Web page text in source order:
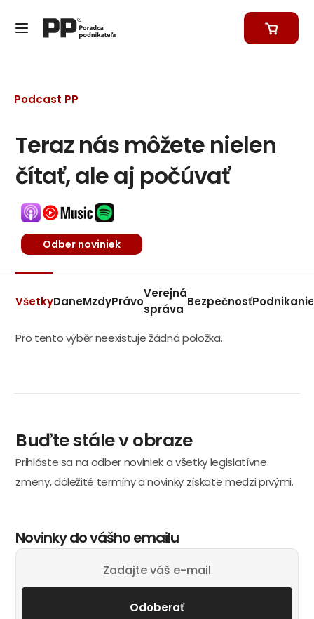
Podcast PP
Teraz nás môžete nielen
čítať, ale aj počúvať
Odber noviniek
VšetkyDaneMzdyPrávo
Verejná
správa
Bezpečnosť
Pro tento výběr neexistuje žádná položka.
Buďte stále v obraze
Prihláste sa na odber noviniek a všetky legislatívne
zmeny, dôležité termíny a novinky získate medzi prvými.
Novinky do vášho emailu
Odoberať